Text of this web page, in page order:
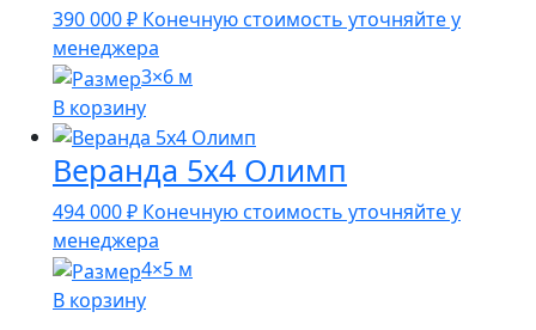
390 000₽ Конечную стоимость уточняйте у
менеджера
3×6 м
В корзину
Веранда 5х4 Олимп
494 000₽ Конечную стоимость уточняйте у
менеджера
4×5 м
В корзину